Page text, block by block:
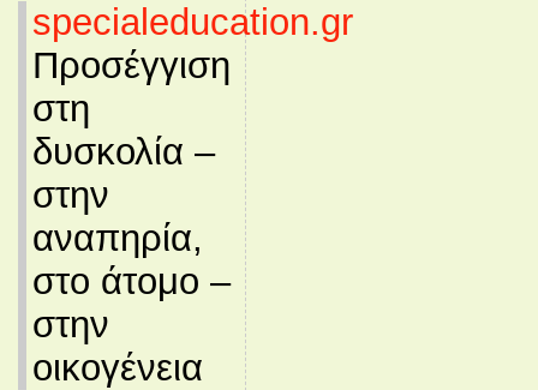
specialeducation.gr
Προσέγγιση
στη
δυσκολία –
στην
αναπηρία,
στο άτομο –
στην
οικογένεια